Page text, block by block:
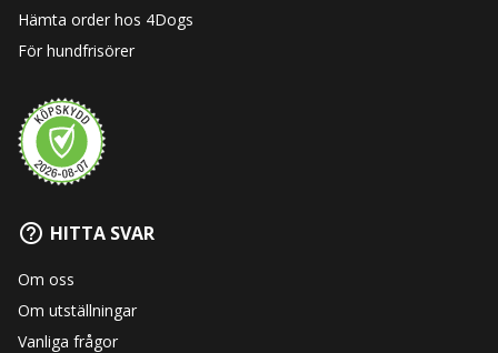
Hämta order hos 4Dogs
För hundfrisörer
HITTA SVAR
Om oss
Om utställningar
Vanliga frågor